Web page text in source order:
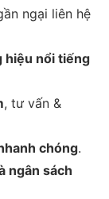
ngại liên hệ
hiệu nổi tiếng
, tư vấn &
chóng.
ngân sách